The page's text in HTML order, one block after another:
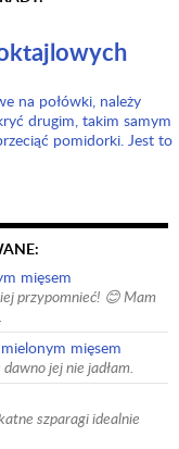
na połówki, należy
drugim, takim samym
pomidorki. Jest to
mięsem
przypomnieć! 😊 Mam
mięsem
jej nie jadłam.
szparagi idealnie